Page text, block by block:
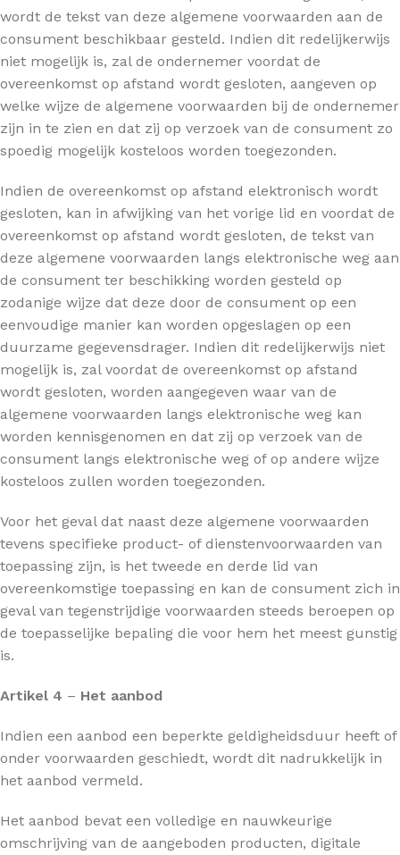
wordt de tekst van deze algemene voorwaarden aan de
consument beschikbaar gesteld. Indien dit redelijkerwijs
niet mogelijk is, zal de ondernemer voordat de
overeenkomst op afstand wordt gesloten, aangeven op
welke wijze de algemene voorwaarden bij de ondernemer
zijn in te zien en dat zij op verzoek van de consument zo
spoedig mogelijk kosteloos worden toegezonden.
Indien de overeenkomst op afstand elektronisch wordt
gesloten, kan in afwijking van het vorige lid en voordat de
overeenkomst op afstand wordt gesloten, de tekst van
deze algemene voorwaarden langs elektronische weg aan
de consument ter beschikking worden gesteld op
zodanige wijze dat deze door de consument op een
eenvoudige manier kan worden opgeslagen op een
duurzame gegevensdrager. Indien dit redelijkerwijs niet
mogelijk is, zal voordat de overeenkomst op afstand
wordt gesloten, worden aangegeven waar van de
algemene voorwaarden langs elektronische weg kan
worden kennisgenomen en dat zij op verzoek van de
consument langs elektronische weg of op andere wijze
kosteloos zullen worden toegezonden.
Voor het geval dat naast deze algemene voorwaarden
tevens specifieke product- of dienstenvoorwaarden van
toepassing zijn, is het tweede en derde lid van
overeenkomstige toepassing en kan de consument zich in
geval van tegenstrijdige voorwaarden steeds beroepen op
de toepasselijke bepaling die voor hem het meest gunstig
is.
Artikel 4 – Het aanbod
Indien een aanbod een beperkte geldigheidsduur heeft of
onder voorwaarden geschiedt, wordt dit nadrukkelijk in
het aanbod vermeld.
Het aanbod bevat een volledige en nauwkeurige
omschrijving van de aangeboden producten, digitale